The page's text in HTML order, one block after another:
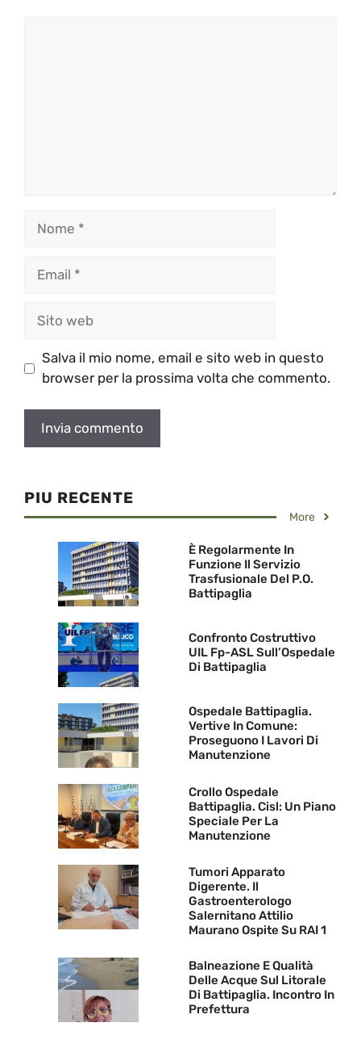
Salva il mio nome, email e sito web in questo
browser per la prossima volta che commento.
PIU RECENTE
More
È Regolarmente In
Funzione Il Servizio
Trasfusionale Del P.O.
Battipaglia
Confronto Costruttivo
UIL Fp-ASL Sull’Ospedale
Di Battipaglia
Ospedale Battipaglia.
Vertive In Comune:
Proseguono I Lavori Di
Manutenzione
Crollo Ospedale
Battipaglia. Cisl: Un Piano
Speciale Per La
Manutenzione
Tumori Apparato
Digerente. Il
Gastroenterologo
Salernitano Attilio
Maurano Ospite Su RAI 1
Balneazione E Qualità
Delle Acque Sul Litorale
Di Battipaglia. Incontro In
Prefettura